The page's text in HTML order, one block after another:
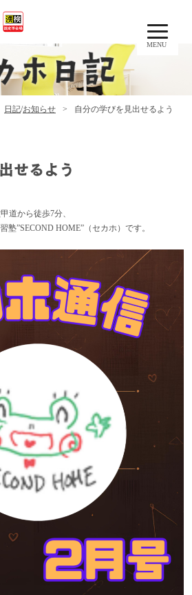
MENU
日記/お知らせ 自分の学びを見出せるよう
せるよう
道から徒歩7分、
塾”SECOND HOME”（セカホ）です。